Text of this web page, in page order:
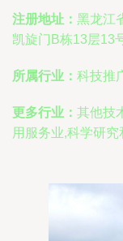
注册地址： 黑龙江
凯旋门B栋13层13
所属行业： 科技推
更多行业： 其他技
用服务业,科学研